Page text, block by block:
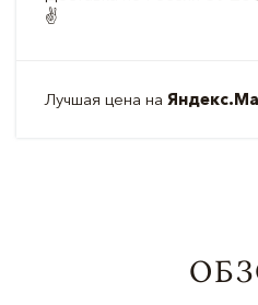
✌️
Лучшая цена на